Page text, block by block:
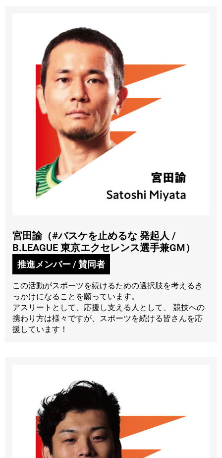
宮田諭（#バスケを止めるな 発起人 /
B.LEAGUE 東京エクセレンス選手兼GM）
推進メンバー / 賛同者
この活動がスポーツを続けるための選択肢を考えるき
っかけになることを願っています。
アスリートとして、応援し支える人として、 競技への
携わり方は様々ですが、スポーツを続ける皆さんを応
援しています！